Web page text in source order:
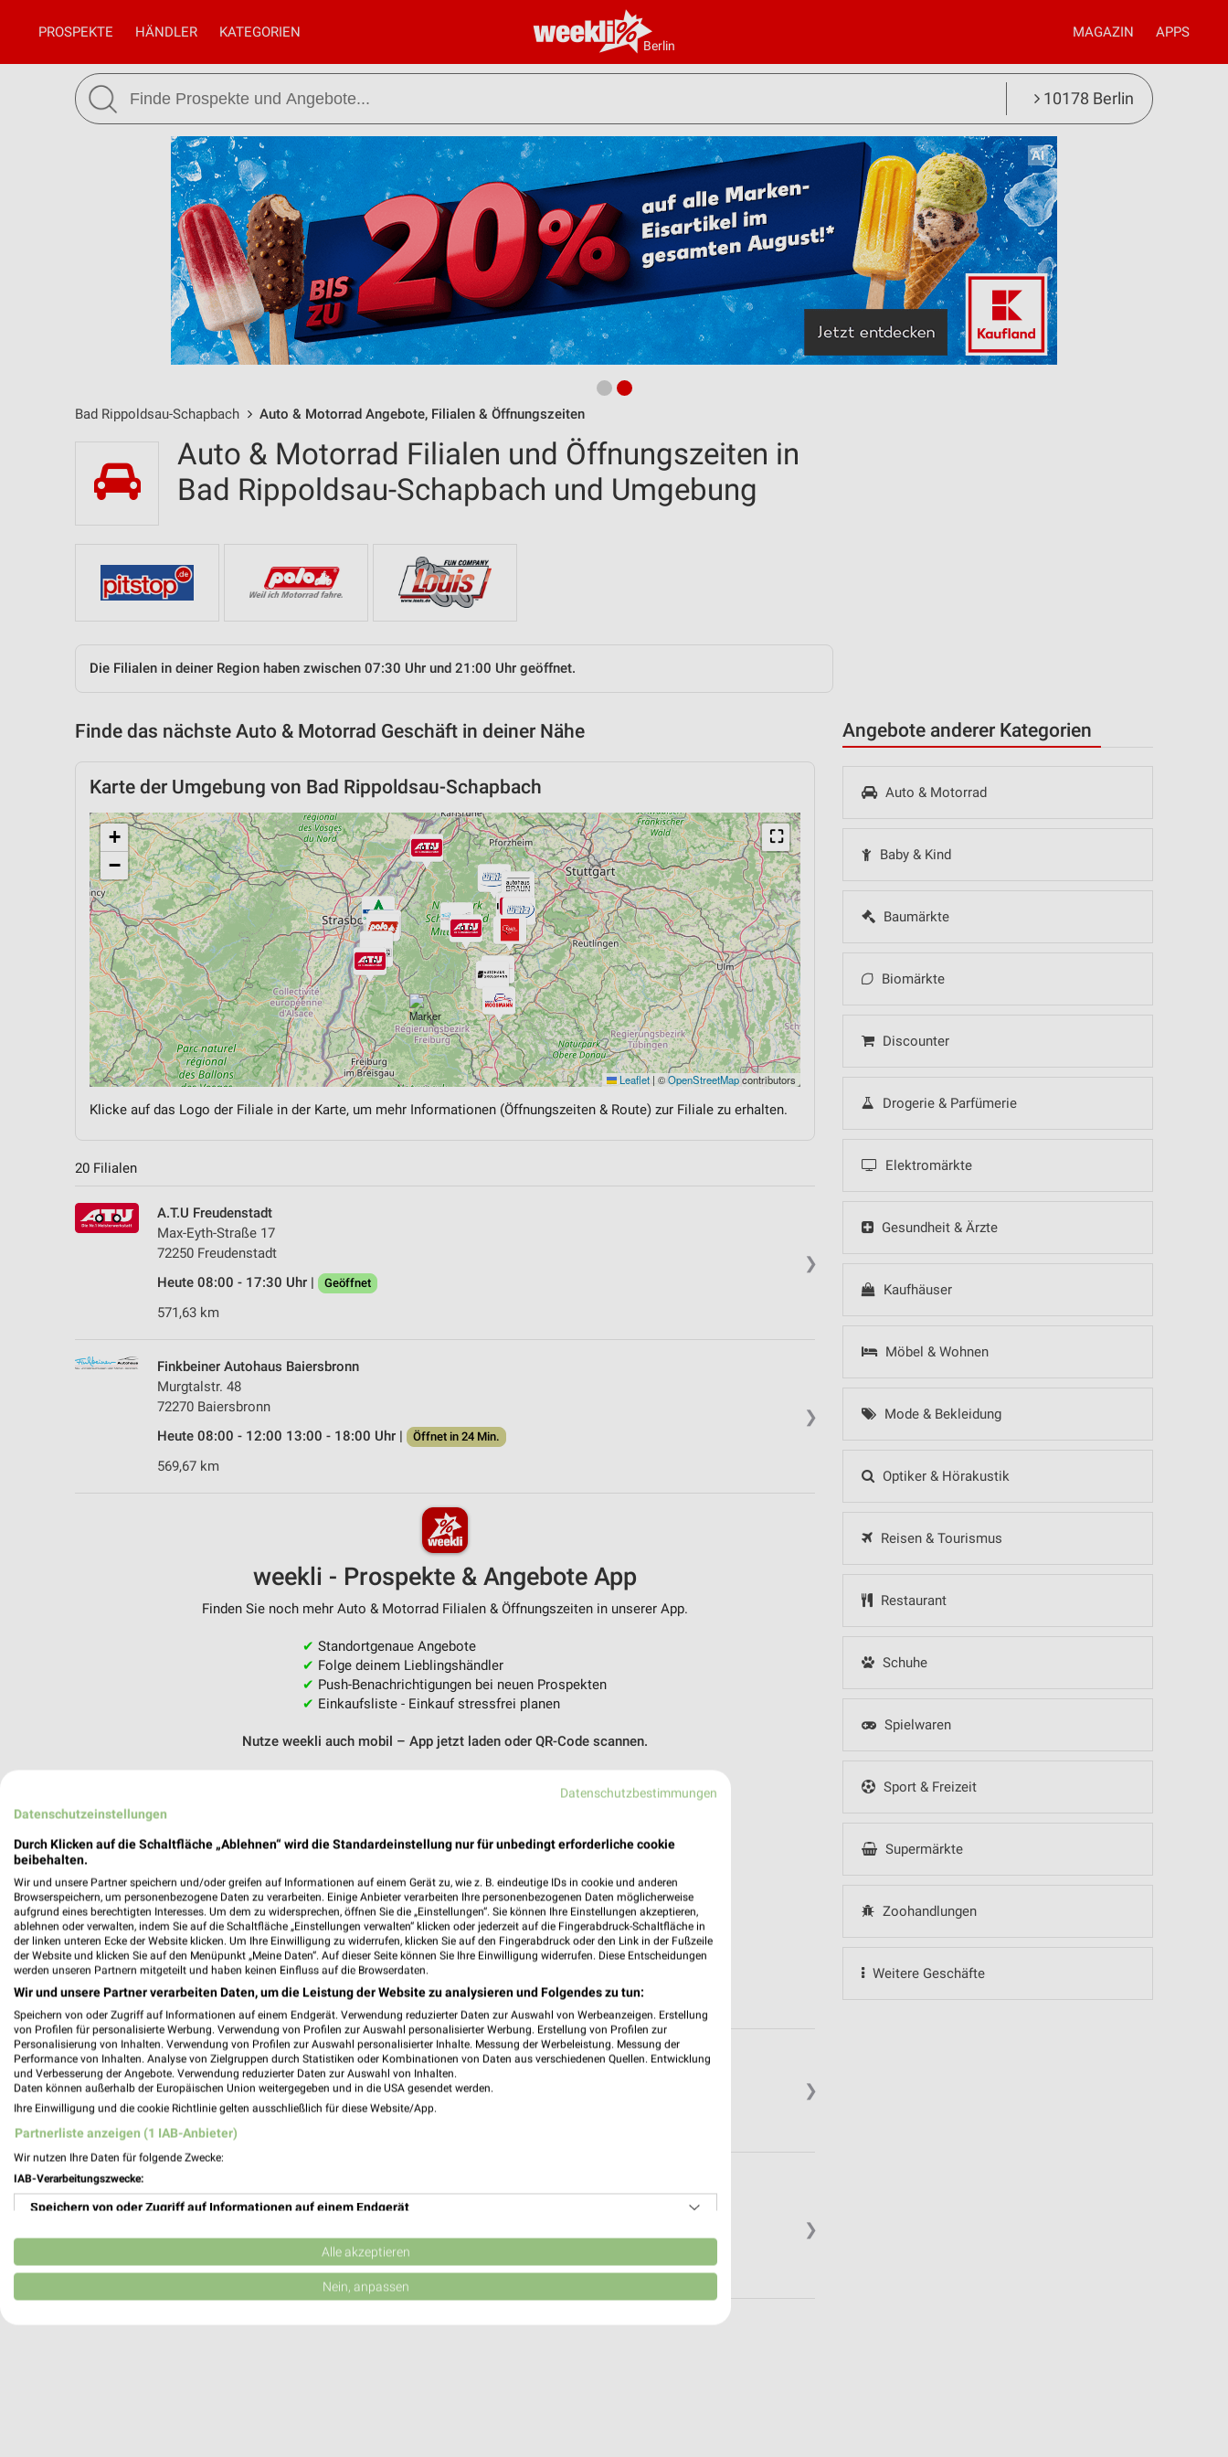
Berlin
PROSPEKTE HÄNDLER KATEGORIEN MAGAZIN APPS
10178 Berlin
Bad Rippoldsau-Schapbach Auto & Motorrad Angebote, Filialen & Öffnungszeiten
Angebote anderer Kategorien
Auto & Motorrad
Baby & Kind
Baumärkte
Biomärkte
Discounter
Drogerie & Parfümerie
Elektromärkte
Gesundheit & Ärzte
Kaufhäuser
Möbel & Wohnen
Mode & Bekleidung
Optiker & Hörakustik
Reisen & Tourismus
Restaurant
Schuhe
Spielwaren
Sport & Freizeit
Supermärkte
Zoohandlungen
Weitere Geschäfte
Auto & Motorrad Filialen und Öffnungszeiten in
Bad Rippoldsau-Schapbach und Umgebung
Die Filialen in deiner Region haben zwischen 07:30 Uhr und 21:00 Uhr geöffnet.
Finde das nächste Auto & Motorrad Geschäft in deiner Nähe
Karte der Umgebung von Bad Rippoldsau-Schapbach
⛶
+
−
Leaflet | ©OpenStreetMapcontributors
Klicke auf das Logo der Filiale in der Karte, um mehr Informationen (Öffnungszeiten & Route) zur Filiale zu erhalten.
20 Filialen
❯
A.T.U Freudenstadt
Max-Eyth-Straße 17
72250 Freudenstadt
Heute 08:00 - 17:30 Uhr |
Geöffnet
571,63 km
❯
Finkbeiner Autohaus Baiersbronn
Murgtalstr. 48
72270 Baiersbronn
Heute 08:00 - 12:00 13:00 - 18:00 Uhr |
Öffnet in 24 Min.
569,67 km
weekli - Prospekte & Angebote App
Finden Sie noch mehr Auto & Motorrad Filialen & Öffnungszeiten in unserer App.
✔ Standortgenaue Angebote
✔ Folge deinem Lieblingshändler
✔ Push-Benachrichtigungen bei neuen Prospekten
✔ Einkaufsliste - Einkauf stressfrei planen
Nutze weekli auch mobil – App jetzt laden oder QR-Code scannen.
❯
Autohaus Grossmann Oberndorf
Austrasse 51-53
78727 Oberndorf
581,62 km
❯
Gewerbegebiet Vogelloch 4-6
Geöffnet
578,39 km
Datenschutzbestimmungen
Datenschutzeinstellungen
Durch Klicken auf die Schaltfläche „Ablehnen“ wird die Standardeinstellung nur für unbedingt erforderliche cookie
beibehalten.
Wir und unsere Partner speichern und/oder greifen auf Informationen auf einem Gerät zu, wie z. B. eindeutige IDs in cookie und anderen
Browserspeichern, um personenbezogene Daten zu verarbeiten. Einige Anbieter verarbeiten Ihre personenbezogenen Daten möglicherweise
aufgrund eines berechtigten Interesses. Um dem zu widersprechen, öffnen Sie die „Einstellungen“. Sie können Ihre Einstellungen akzeptieren,
ablehnen oder verwalten, indem Sie auf die Schaltfläche „Einstellungen verwalten“ klicken oder jederzeit auf die Fingerabdruck-Schaltfläche in
der linken unteren Ecke der Website klicken. Um Ihre Einwilligung zu widerrufen, klicken Sie auf den Fingerabdruck oder den Link in der Fußzeile
der Website und klicken Sie auf den Menüpunkt „Meine Daten“. Auf dieser Seite können Sie Ihre Einwilligung widerrufen. Diese Entscheidungen
werden unseren Partnern mitgeteilt und haben keinen Einfluss auf die Browserdaten.
Wir und unsere Partner verarbeiten Daten, um die Leistung der Website zu analysieren und Folgendes zu tun:
Speichern von oder Zugriff auf Informationen auf einem Endgerät. Verwendung reduzierter Daten zur Auswahl von Werbeanzeigen. Erstellung
von Profilen für personalisierte Werbung. Verwendung von Profilen zur Auswahl personalisierter Werbung. Erstellung von Profilen zur
Personalisierung von Inhalten. Verwendung von Profilen zur Auswahl personalisierter Inhalte. Messung der Werbeleistung. Messung der
Performance von Inhalten. Analyse von Zielgruppen durch Statistiken oder Kombinationen von Daten aus verschiedenen Quellen. Entwicklung
und Verbesserung der Angebote. Verwendung reduzierter Daten zur Auswahl von Inhalten.
Daten können außerhalb der Europäischen Union weitergegeben und in die USA gesendet werden.
Ihre Einwilligung und die cookie Richtlinie gelten ausschließlich für diese Website/App.
Partnerliste anzeigen (1 IAB-Anbieter)
Wir nutzen Ihre Daten für folgende Zwecke:
IAB-Verarbeitungszwecke:
Speichern von oder Zugriff auf Informationen auf einem Endgerät
Verwendung reduzierter Daten zur Auswahl von Werbeanzeigen
Erstellung von Profilen für personalisierte Werbung
Alle akzeptieren
Nein, anpassen